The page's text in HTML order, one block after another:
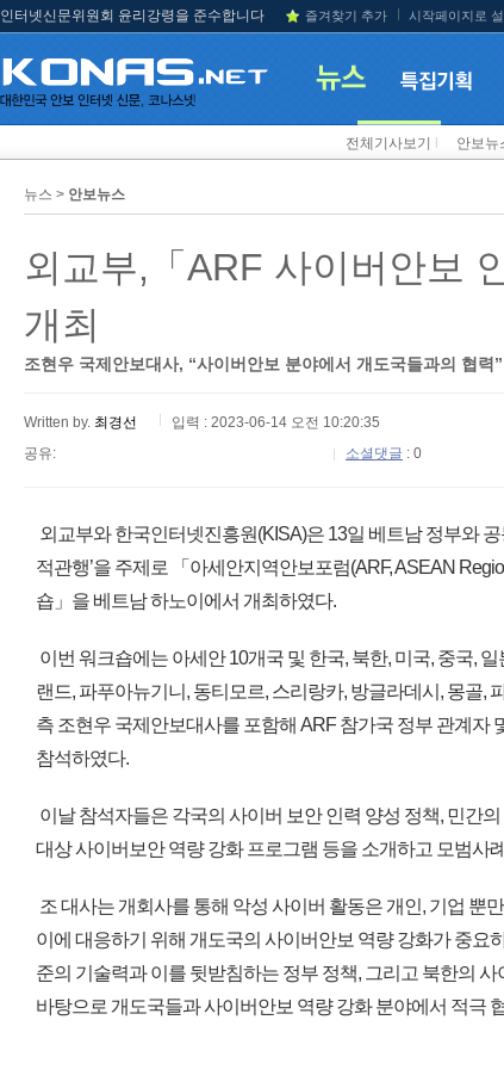
인터넷신문위원회 윤리강령을 준수합니다 즐겨찾기 추가 시작페이지로
전체기사보기 안보뉴
뉴스 > 안보뉴스
외교부,「ARF 사이버안보
개최
조현우 국제안보대사, “사이버안보 분야에서 개도국들과의 협력
Written by. 최경선
입력 : 2023-06-14 오전 10:20:35
공유:
소셜댓글 : 0
외교부와 한국인터넷진흥원(KISA)은 13일 베트남 정부와
적관행’을 주제로 「아세안지역안보포럼(ARF, ASEAN
숍」을 베트남 하노이에서 개최하였다.
이번 워크숍에는 아세안 10개국 및 한국, 북한, 미국, 중국,
랜드, 파푸아뉴기니, 동티모르, 스리랑카, 방글라데시, 몽골,
측 조현우 국제안보대사를 포함해 ARF 참가국 정부 관계자
참석하였다.
이날 참석자들은 각국의 사이버 보안 인력 양성 정책, 민간
대상 사이버보안 역량 강화 프로그램 등을 소개하고 모범사
조 대사는 개회사를 통해 악성 사이버 활동은 개인, 기업 뿐
이에 대응하기 위해 개도국의 사이버안보 역량 강화가 중요
준의 기술력과 이를 뒷받침하는 정부 정책, 그리고 북한의
바탕으로 개도국들과 사이버안보 역량 강화 분야에서 적극